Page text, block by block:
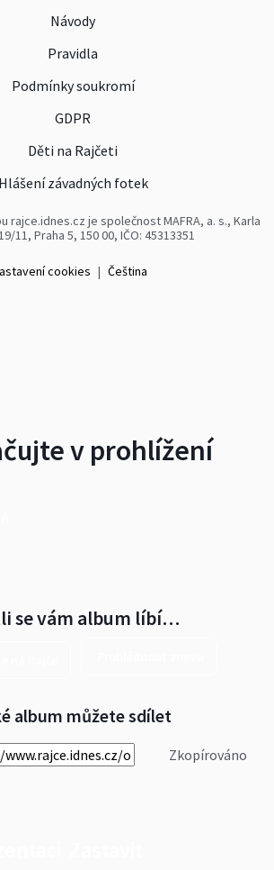
Návody
Pravidla
Podmínky soukromí
GDPR
Děti na Rajčeti
Hlášení závadných fotek
rajce.idnes.cz je společnost MAFRA, a. s., Karla
11, Praha 5, 150 00, IČO: 45313351
cookies | Čeština
v prohlížení
se vám album líbí…
album můžete sdílet
Zkopírováno